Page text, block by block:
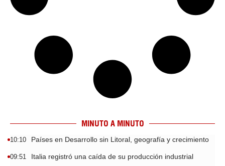
MINUTO A MINUTO
10:10 Países en Desarrollo sin Litoral, geografía y crecimiento
09:51 Italia registró una caída de su producción industrial